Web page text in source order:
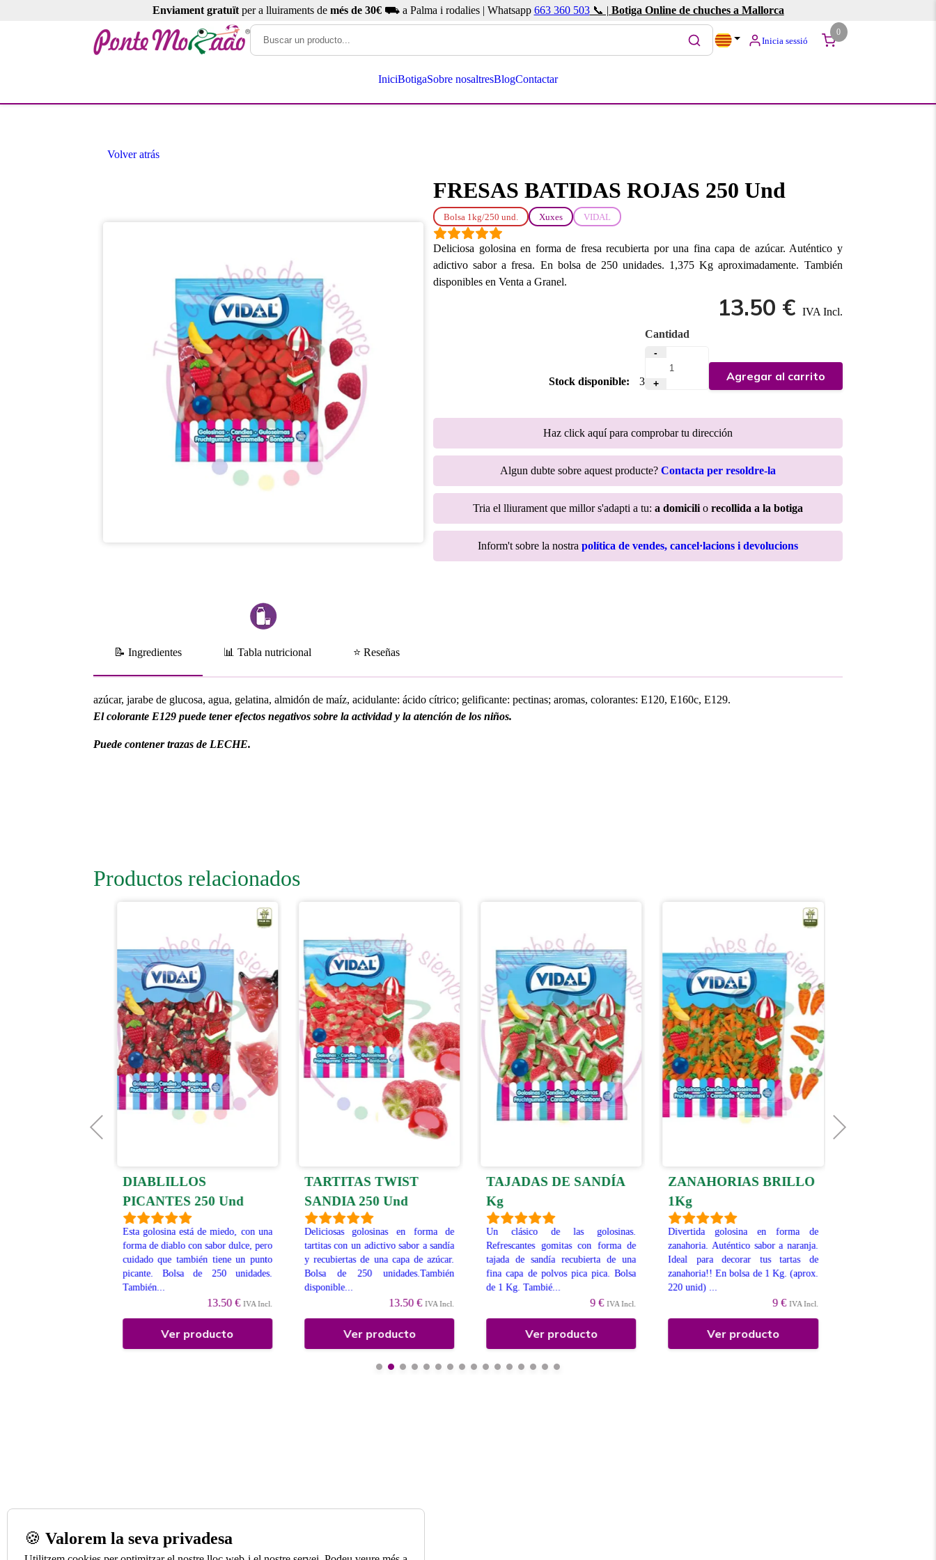
Enviament gratuïtper a lluiraments de més de 30€⛟ a Palma i rodalies | Whatsapp 663 360 503📞 | Botiga Online de chuches a Mallorca
Inicia sessió
0
IniciBotigaSobre nosaltresBlogContactar
Volver atrás
FRESAS BATIDAS ROJAS 250 Und
Bolsa 1kg/250 und. Xuxes VIDAL
Deliciosa golosina en forma de fresa recubierta por una fina capa de azúcar. Auténtico y
adictivo sabor a fresa. En bolsa de 250 unidades. 1,375 Kg aproximadamente. También
disponibles en Venta a Granel.
13.50 € IVA Incl.
Stock disponible: 3
Cantidad
-
+
Agregar al carrito
Haz click aquí para comprobar tu dirección
Algun dubte sobre aquest producte? Contacta per resoldre-la
Tria el lliurament que millor s'adapti a tu: a domicilio recollida a la botiga
Inform't sobre la nostra política de vendes, cancel·lacions i devolucions
📝 Ingredientes 📊 Tabla nutricional ⭐ Reseñas
azúcar, jarabe de glucosa, agua, gelatina, almidón de maíz, acidulante: ácido cítrico; gelificante: pectinas; aromas, colorantes: E120, E160c, E129.
El colorante E129 puede tener efectos negativos sobre la actividad y la atención de los niños.
Puede contener trazas de LECHE.
Productos relacionados
DIABLILLOS
PICANTES 250 Und
Esta golosina está de miedo, con una
forma de diablo con sabor dulce, pero
cuidado que también tiene un punto
picante. Bolsa de 250 unidades.
También...
13.50 € IVA Incl.
Ver producto
TARTITAS TWIST
SANDIA 250 Und
Deliciosas golosinas en forma de
tartitas con un adictivo sabor a sandía
y recubiertas de una capa de azúcar.
Bolsa de 250 unidades.También
disponible...
13.50 € IVA Incl.
Ver producto
TAJADAS DE SANDÍA
Kg
Un clásico de las golosinas.
Refrescantes gomitas con forma de
tajada de sandía recubierta de una
fina capa de polvos pica pica. Bolsa
de 1 Kg. Tambié...
9 € IVA Incl.
Ver producto
ZANAHORIAS BRILLO
1Kg
Divertida golosina en forma de
zanahoria. Auténtico sabor a naranja.
Ideal para decorar tus tartas de
zanahoria!! En bolsa de 1 Kg. (aprox.
220 unid) ...
9 € IVA Incl.
Ver producto
🍪 Valorem la seva privadesa